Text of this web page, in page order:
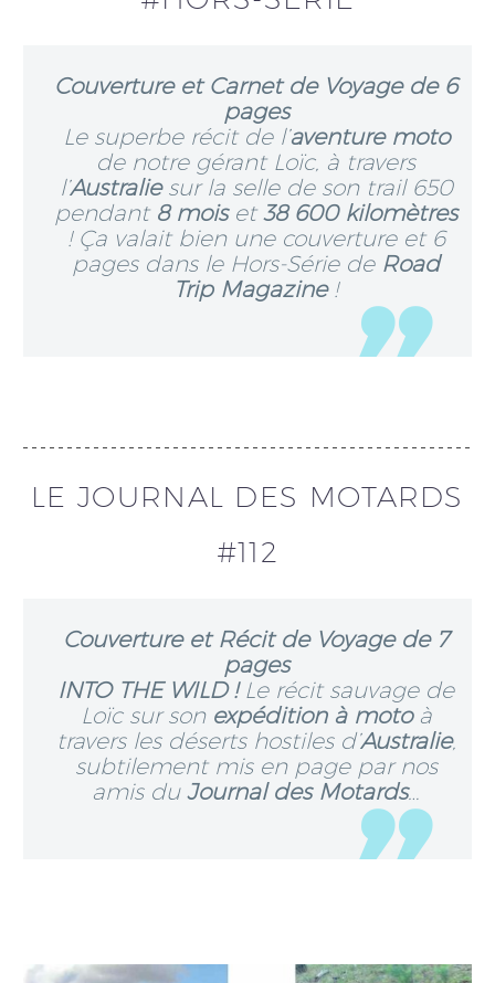
Couverture et Carnet de Voyage de 6
pages
Le superbe récit de l’aventure moto
de notre gérant Loïc, à travers
l’Australiesur la selle de son trail 650
pendant 8 mois et38 600 kilomètres
! Ça valait bien une couverture et 6
pages dans le Hors-Série de Road
Trip Magazine!
LE JOURNAL DES MOTARDS
#112
Couverture et Récit de Voyage de 7
pages
INTO THE WILD !Le récit sauvage de
Loïc sur son expédition à motoà
travers les déserts hostiles d’Australie,
subtilement mis en page par nos
amis du Journal des Motards…